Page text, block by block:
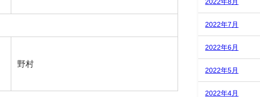
野村
2022年7月
2022年6月
2022年5月
2022年4月